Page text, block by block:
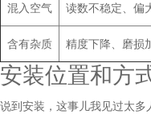
混入空气 读数不稳定、偏
含有杂质 精度下降、磨损
安装位置和方
说到安装，这事儿我见过太多